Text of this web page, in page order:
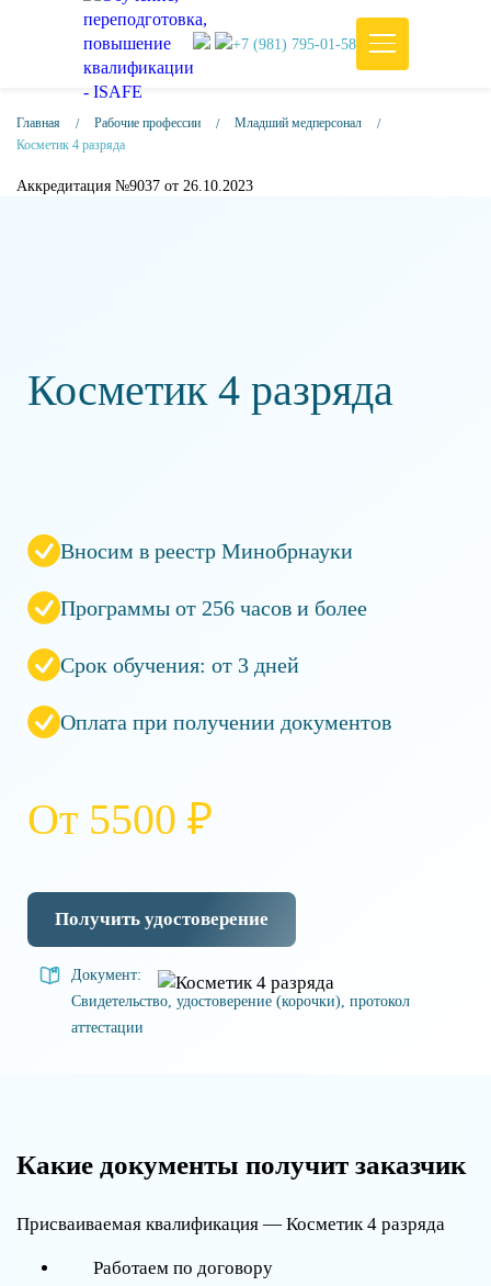
+7 (981) 795-01-58
Главная Рабочие профессии
Младший медперсонал
Косметик 4 разряда
Аккредитация №9037 от 26.10.2023
Косметик 4 разряда
Вносим в реестр Минобрнауки
Программы от 256 часов и более
Срок обучения: от 3 дней
Оплата при получении документов
От 5500 ₽
Получить удостоверение
Документ:
Свидетельство, удостоверение (корочки), протокол
аттестации
Какие документы получит заказчик
Присваиваемая квалификация — Косметик 4 разряда
Работаем по договору